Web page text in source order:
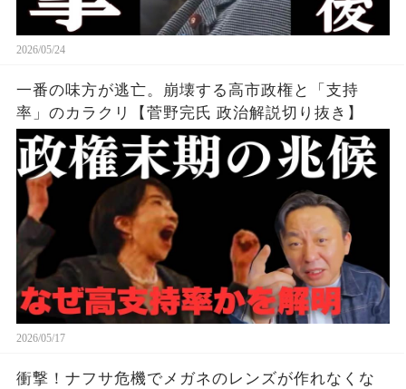
2026/05/24
一番の味方が逃亡。崩壊する高市政権と「支持
率」のカラクリ【菅野完氏 政治解説切り抜き】
2026/05/17
衝撃！ナフサ危機でメガネのレンズが作れなくな